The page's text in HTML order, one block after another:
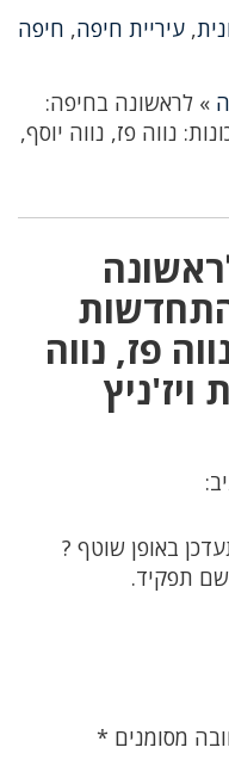
, עיריית חיפה, חיפה
» לראשונה בחיפה:
נווה פז, נווה יוסף,
פז, נווה
באופן שוטף ?
שם תפקיד.
מסומנים *